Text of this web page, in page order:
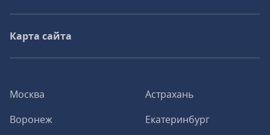
Москва
Астрахань
Воронеж
Екатеринбург
Карта сайта